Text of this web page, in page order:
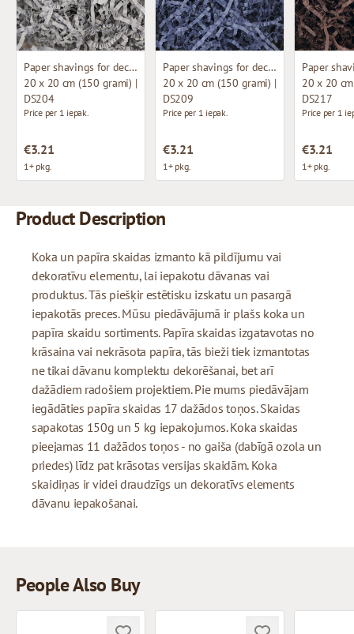
Paper shavings for decoration
20 x 20 cm (150 grami) |
DS204
Price per 1 iepak.
€3.21
1+ pkg.
Paper shavings for decoration
20 x 20 cm (150 grami) |
DS209
Price per 1 iepak.
€3.21
1+ pkg.
20 x 20
DS217
Price per 1
€3.21
1+ pkg.
Product Description
Koka un papīra skaidas izmanto kā pildījumu vai
dekoratīvu elementu, lai iepakotu dāvanas vai
produktus. Tās piešķir estētisku izskatu un pasargā
iepakotās preces. Mūsu piedāvājumā ir plašs koka un
papīra skaidu sortiments. Papīra skaidas izgatavotas no
krāsaina vai nekrāsota papīra, tās bieži tiek izmantotas
ne tikai dāvanu komplektu dekorēšanai, bet arī
dažādiem radošiem projektiem. Pie mums piedāvājam
iegādāties papīra skaidas 17 dažādos toņos. Skaidas
sapakotas 150g un 5 kg iepakojumos. Koka skaidas
pieejamas 11 dažādos toņos - no gaiša (dabīgā ozola un
priedes) līdz pat krāsotas versijas skaidām. Koka
skaidiņas ir videi draudzīgs un dekoratīvs elements
dāvanu iepakošanai.
People Also Buy